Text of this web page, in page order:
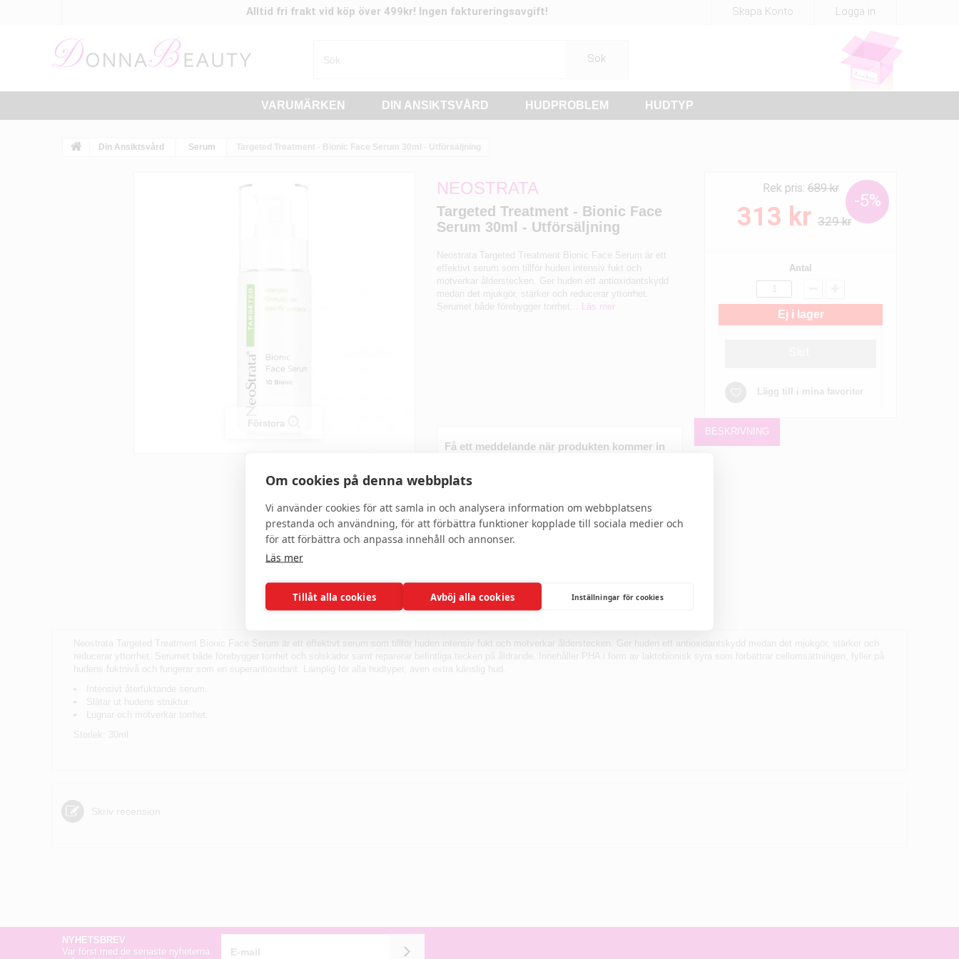
Logga in
Skapa Konto
Alltid fri frakt vid köp över 499kr! Ingen faktureringsavgift!
Sök
VARUMÄRKEN DIN ANSIKTSVÅRD HUDPROBLEM HUDTYP
Din Ansiktsvård Serum Targeted Treatment - Bionic Face Serum 30ml - Utförsäljning
Förstora
NEOSTRATA
Targeted Treatment - Bionic Face
Serum 30ml - Utförsäljning
Neostrata Targeted Treatment Bionic Face Serum är ett
effektivt serum som tillför huden intensiv fukt och
motverkar ålderstecken. Ger huden ett antioxidantskydd
medan det mjukgör, stärker och reducerar yttorrhet.
Serumet både förebygger torrhet...
Läs mer
Få ett meddelande när produkten kommer in
Rek pris:689 kr
313 kr 329 kr
-5%
Antal
Ej i lager
Lägg till i mina favoriter
BESKRIVNING
Neostrata Targeted Treatment Bionic Face Serum är ett effektivt serum som tillför huden intensiv fukt och motverkar ålderstecken. Ger huden ett antioxidantskydd medan det mjukgör, stärker och
reducerar yttorrhet. Serumet både förebygger torrhet och solskador samt reparerar befintliga tecken på åldrande. Innehåller PHA i form av laktobionisk syra som förbättrar cellomsättningen, fyller på
hudens fuktnivå och fungerar som en superantioxidant. Lämplig för alla hudtyper, även extra känslig hud.
Intensivt återfuktande serum.
Slätar ut hudens struktur.
Lugnar och motverkar torrhet.
Storlek: 30ml
Skriv recension
NYHETSBREV
Var först med de senaste nyheterna
Om cookies på denna webbplats
Vi använder cookies för att samla in och analysera information om webbplatsens
prestanda och användning, för att förbättra funktioner kopplade till sociala medier och
för att förbättra och anpassa innehåll och annonser.
Läs mer
Tillåt alla cookies Avböj alla cookies Inställningar för cookies